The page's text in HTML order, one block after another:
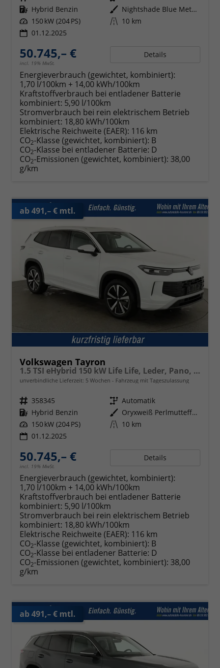
Kraftstoff Hybrid Benzin Außenfarbe
Nightshade Blue Metallic
Leistung 150 kW (204 PS) Kilometerstand 10 km
01.12.2025
50.745,– €
incl. 19% MwSt.
Details
Energieverbrauch (gewichtet, kombiniert):
1,70 l/100km + 14,00 kWh/100km
Kraftstoffverbrauch bei entladener Batterie
kombiniert: 5,90 l/100km
Stromverbrauch bei rein elektrischem Betrieb
kombiniert: 18,80 kWh/100km
Elektrische Reichweite (EAER): 116 km
CO2-Klasse (gewichtet, kombiniert): B
CO2-Klasse bei entladener Batterie: D
CO2-Emissionen (gewichtet, kombiniert): 38,00
g/km
ab 491,– € mtl.
Volkswagen Tayron
1.5 TSI eHybrid 150 kW Life Life, Leder, Pano, HuD, AHK, AreaView, Side, Navi, Winter, 5-J. Garantie
unverbindliche Lieferzeit: 5 Wochen Fahrzeug mit Tageszulassung
Fahrzeugnr. 358345 Getriebe Automatik
Kraftstoff Hybrid Benzin Außenfarbe
Oryxweiß Perlmutteffekt
Leistung 150 kW (204 PS) Kilometerstand 10 km
01.12.2025
50.745,– €
incl. 19% MwSt.
Details
Energieverbrauch (gewichtet, kombiniert):
1,70 l/100km + 14,00 kWh/100km
Kraftstoffverbrauch bei entladener Batterie
kombiniert: 5,90 l/100km
Stromverbrauch bei rein elektrischem Betrieb
kombiniert: 18,80 kWh/100km
Elektrische Reichweite (EAER): 116 km
CO2-Klasse (gewichtet, kombiniert): B
CO2-Klasse bei entladener Batterie: D
CO2-Emissionen (gewichtet, kombiniert): 38,00
g/km
ab 491,– € mtl.